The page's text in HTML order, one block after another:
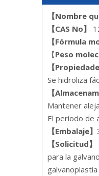
【Nombre
【CAS No】
【Fórmula
【Peso
【
Se hidroliza
【
Mantener
El período de
【Embalaje】
【Solicitud】
para la